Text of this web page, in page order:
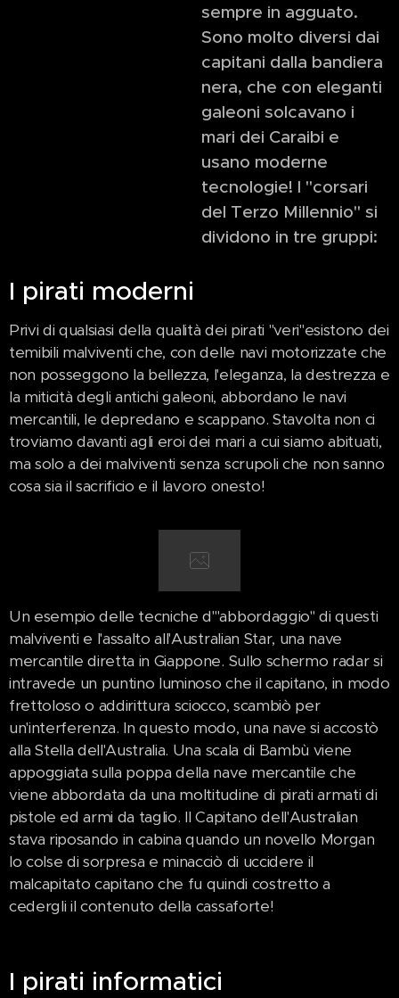
sempre in agguato.
Sono molto diversi dai
capitani dalla bandiera
nera, che con eleganti
galeoni solcavano i
mari dei Caraibi e
usano moderne
tecnologie! I "corsari
del Terzo Millennio" si
dividono in tre gruppi:
I pirati moderni
Privi di qualsiasi della qualità dei pirati "veri"esistono dei
temibili malviventi che, con delle navi motorizzate che
non posseggono la bellezza, l'eleganza, la destrezza e
la miticità degli antichi galeoni, abbordano le navi
mercantili, le depredano e scappano. Stavolta non ci
troviamo davanti agli eroi dei mari a cui siamo abituati,
ma solo a dei malviventi senza scrupoli che non sanno
cosa sia il sacrificio e il lavoro onesto!
Un esempio delle tecniche d'"abbordaggio" di questi
malviventi e l'assalto all'Australian Star, una nave
mercantile diretta in Giappone. Sullo schermo radar si
intravede un puntino luminoso che il capitano, in modo
frettoloso o addirittura sciocco, scambiò per
un'interferenza. In questo modo, una nave si accostò
alla Stella dell'Australia. Una scala di Bambù viene
appoggiata sulla poppa della nave mercantile che
viene abbordata da una moltitudine di pirati armati di
pistole ed armi da taglio. Il Capitano dell'Australian
stava riposando in cabina quando un novello Morgan
lo colse di sorpresa e minacciò di uccidere il
malcapitato capitano che fu quindi costretto a
cedergli il contenuto della cassaforte!
I pirati informatici